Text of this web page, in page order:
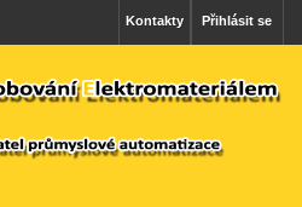
Přihlásit se
Kontakty